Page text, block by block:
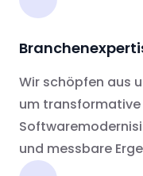
Wir schöpfen aus
um transformative
und messbare